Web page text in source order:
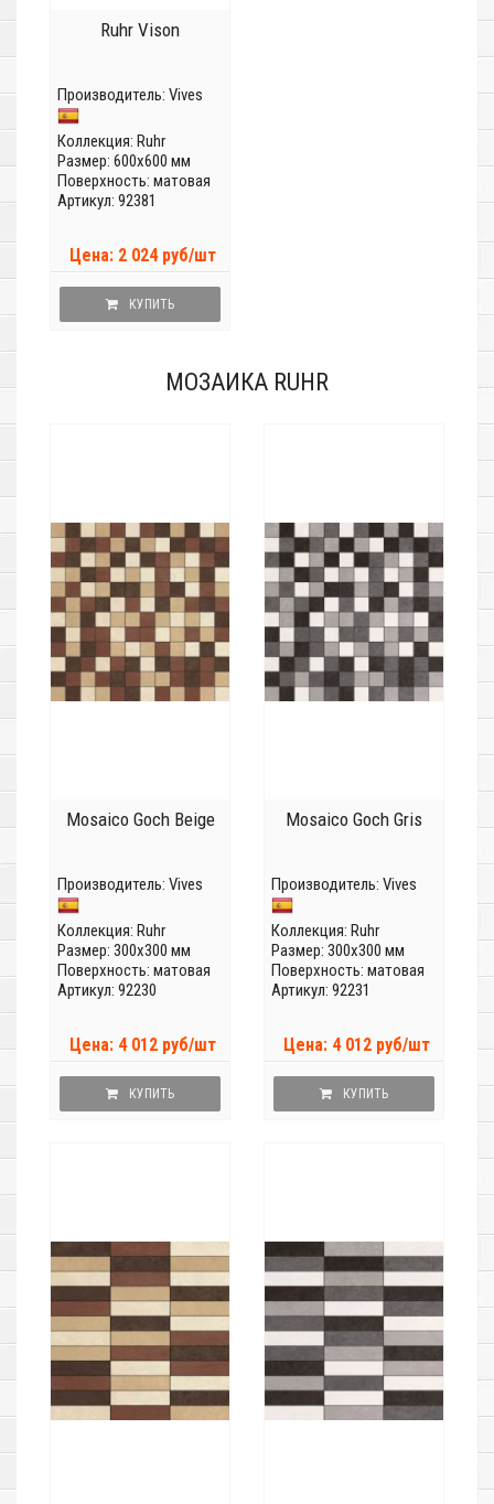
Ruhr Vison
Производитель: Vives
Коллекция: Ruhr
Размер: 600x600 мм
Поверхность: матовая
Артикул: 92381
Цена: 2 024 руб/шт
КУПИТЬ
МОЗАИКА RUHR
Mosaico Goch Beige
Производитель: Vives
Коллекция: Ruhr
Размер: 300x300 мм
Поверхность: матовая
Артикул: 92230
Цена: 4 012 руб/шт
КУПИТЬ
Mosaico Goch Gris
Производитель: Vives
Коллекция: Ruhr
Размер: 300x300 мм
Поверхность: матовая
Артикул: 92231
Цена: 4 012 руб/шт
КУПИТЬ